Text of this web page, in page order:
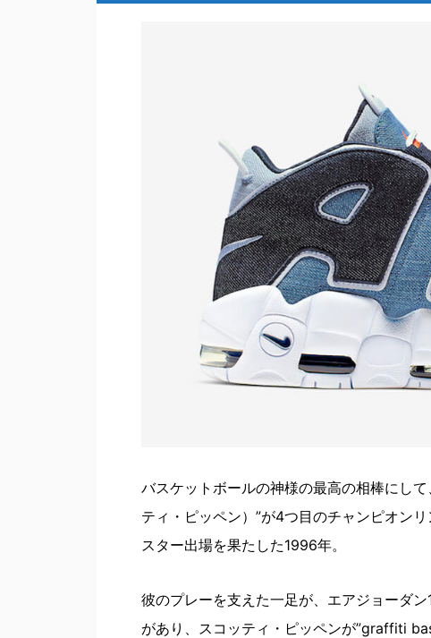
バスケットボールの神様の最高の相棒にし
ティ・ピッペン）”が4つ目のチャンピオン
スター出場を果たした1996年。
彼のプレーを支えた一足が、エアジョーダ
があり、スコッティ・ピッペンが”graffiti